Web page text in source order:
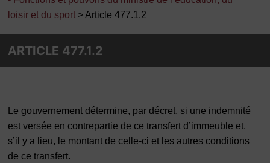
loisir et du sport > Article 477.1.2
ARTICLE 477.1.2
Le gouvernement détermine, par décret, si une indemnité
est versée en contrepartie de ce transfert d’immeuble et,
s’il y a lieu, le montant de celle-ci et les autres conditions
de ce transfert.